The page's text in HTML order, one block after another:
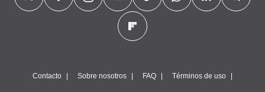
Contacto Sobre nosotros FAQ Términos de uso